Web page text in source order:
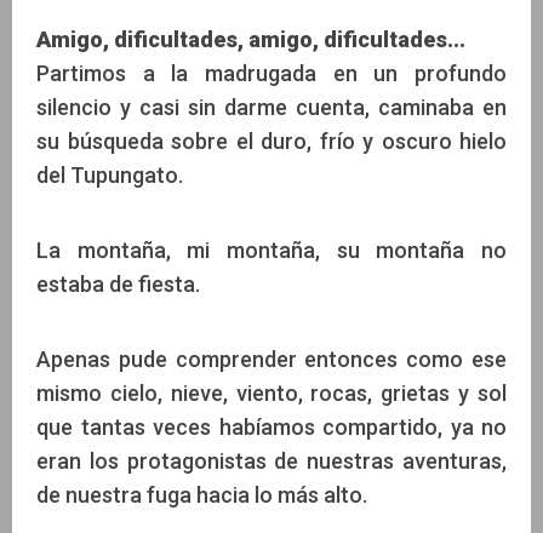
Amigo, dificultades, amigo, dificultades...
Partimos a la madrugada en un profundo
silencio y casi sin darme cuenta, caminaba en
su búsqueda sobre el duro, frío y oscuro hielo
del Tupungato.
La montaña, mi montaña, su montaña no
estaba de fiesta.
Apenas pude comprender entonces como ese
mismo cielo, nieve, viento, rocas, grietas y sol
que tantas veces habíamos compartido, ya no
eran los protagonistas de nuestras aventuras,
de nuestra fuga hacia lo más alto.